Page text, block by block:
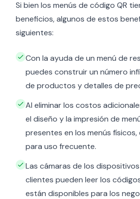
Si bien los menús de código QR
beneficios, algunos de estos
siguientes:
Con la ayuda de un menú de
puedes construir un número
de productos y detalles de
Al eliminar los costos
el diseño y la impresión de
presentes en los menús
para uso frecuente.
Las cámaras de los
clientes pueden leer los
están disponibles para los